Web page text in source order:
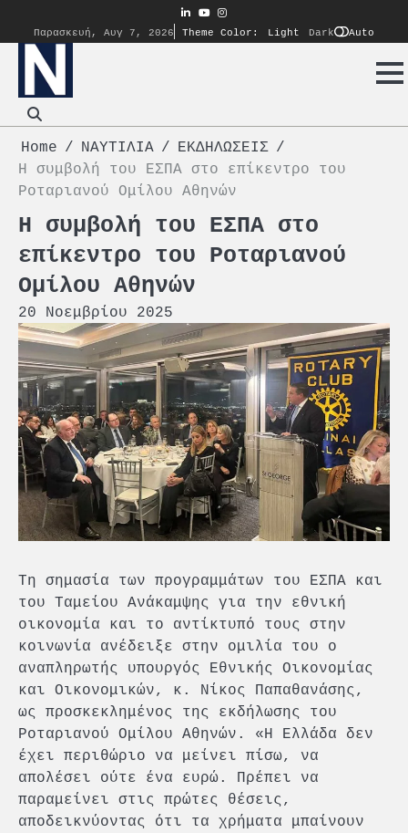
content
linkedin
youtube
instagram
Παρασκευή, Αυγ 7, 2026
Theme Color: Light Dark Auto
Home ΝΑΥΤΙΛΙΑ
ΕΚΔΗΛΩΣΕΙΣ
Η συμβολή του ΕΣΠΑ στο επίκεντρο του
Ροταριανού Ομίλου Αθηνών
Η συμβολή του ΕΣΠΑ στο
επίκεντρο του Ροταριανού
Ομίλου Αθηνών
20 Νοεμβρίου 2025
Τη σημασία των προγραμμάτων του ΕΣΠΑ και
του Ταμείου Ανάκαμψης για την εθνική
οικονομία και το αντίκτυπό τους στην
κοινωνία ανέδειξε στην ομιλία του ο
αναπληρωτής υπουργός Εθνικής Οικονομίας
και Οικονομικών, κ. Νίκος Παπαθανάσης,
ως προσκεκλημένος της εκδήλωσης του
Ροταριανού Ομίλου Αθηνών. «Η Ελλάδα δεν
έχει περιθώριο να μείνει πίσω, να
απολέσει ούτε ένα ευρώ. Πρέπει να
παραμείνει στις πρώτες θέσεις,
αποδεικνύοντας ότι τα χρήματα μπαίνουν